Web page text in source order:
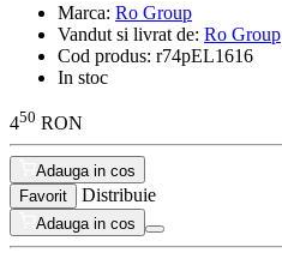
Marca: Ro Group
Vandut si livrat de: Ro Group
Cod produs: r74pEL1616
In stoc
450 RON
Adauga in cos
Favorit
Distribuie
Adauga in cos